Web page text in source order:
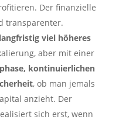
Der finanzielle
transparenter.
langfristig viel höheres
aber mit einer
kontinuierlichen
, ob man jemals
anzieht. Der
sich erst, wenn